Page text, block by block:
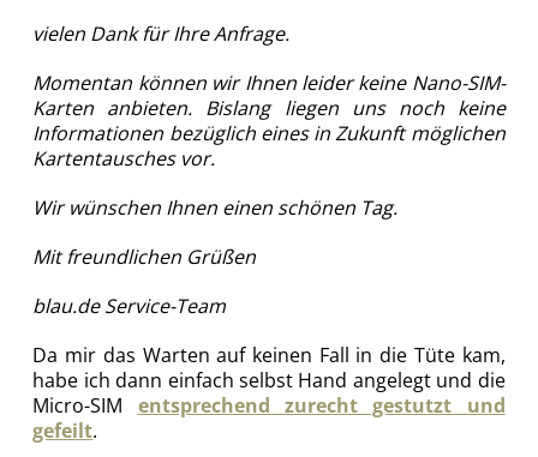
vielen Dank für Ihre Anfrage.
Momentan können wir Ihnen leider keine Nano-SIM-
Karten anbieten. Bislang liegen uns noch keine
Informationen bezüglich eines in Zukunft möglichen
Kartentausches vor.
Wir wünschen Ihnen einen schönen Tag.
Mit freundlichen Grüßen
blau.de Service-Team
Da mir das Warten auf keinen Fall in die Tüte kam,
habe ich dann einfach selbst Hand angelegt und die
Micro-SIM entsprechend zurecht gestutzt und
gefeilt.